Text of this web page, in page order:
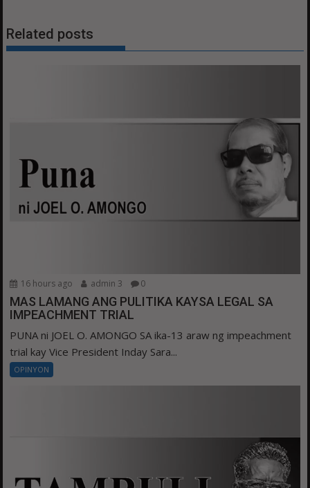
Related posts
16 hours ago admin 3 0
MAS LAMANG ANG PULITIKA KAYSA LEGAL SA
IMPEACHMENT TRIAL
PUNA ni JOEL O. AMONGO SA ika-13 araw ng impeachment
trial kay Vice President Inday Sara...
OPINYON